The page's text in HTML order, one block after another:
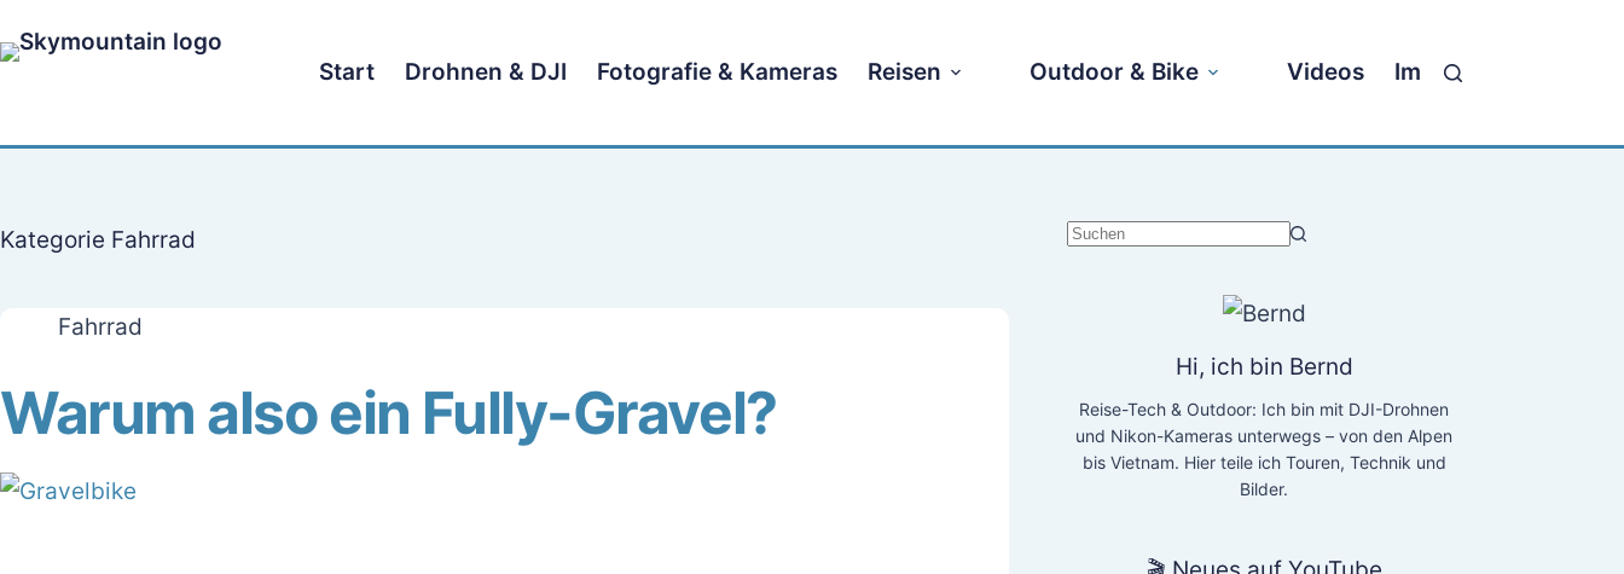
Inhalt
Start Drohnen & DJI Fotografie & Kameras Reisen Outdoor & Bike Videos Impressum
Kategorie Fahrrad
Fahrrad
Warum also ein Fully-Gravel?
Hi, ich bin Bernd
Reise-Tech & Outdoor: Ich bin mit DJI-Drohnen
und Nikon-Kameras unterwegs – von den Alpen
bis Vietnam. Hier teile ich Touren, Technik und
Bilder.